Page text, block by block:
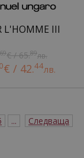
L'HOMME III
69€ / 65.89лв.
€ / 42.44лв.
... Следваща